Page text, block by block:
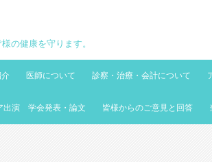
の健康を守ります。
介 医師について 診察・治療・会計について
出演 学会発表・論文 皆様からのご意見と回答